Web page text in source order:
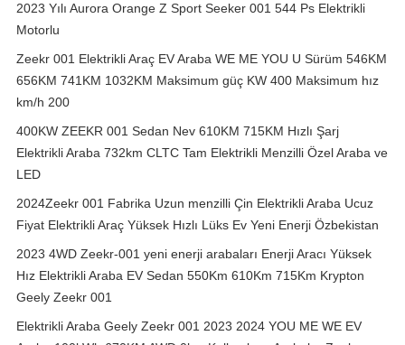
2023 Yılı Aurora Orange Z Sport Seeker 001 544 Ps Elektrikli
Motorlu
Zeekr 001 Elektrikli Araç EV Araba WE ME YOU U Sürüm 546KM
656KM 741KM 1032KM Maksimum güç KW 400 Maksimum hız
km/h 200
400KW ZEEKR 001 Sedan Nev 610KM 715KM Hızlı Şarj
Elektrikli Araba 732km CLTC Tam Elektrikli Menzilli Özel Araba ve
LED
2024Zeekr 001 Fabrika Uzun menzilli Çin Elektrikli Araba Ucuz
Fiyat Elektrikli Araç Yüksek Hızlı Lüks Ev Yeni Enerji Özbekistan
2023 4WD Zeekr-001 yeni enerji arabaları Enerji Aracı Yüksek
Hız Elektrikli Araba EV Sedan 550Km 610Km 715Km Krypton
Geely Zeekr 001
Elektrikli Araba Geely Zeekr 001 2023 2024 YOU ME WE EV